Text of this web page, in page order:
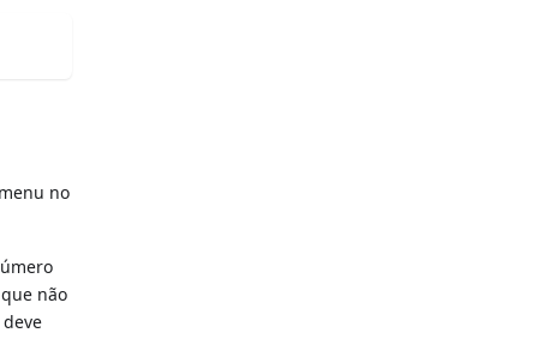
no
não
deve